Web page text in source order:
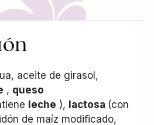
aceite de girasol,
, queso
leche ), lactosa (con
de maíz modificado,